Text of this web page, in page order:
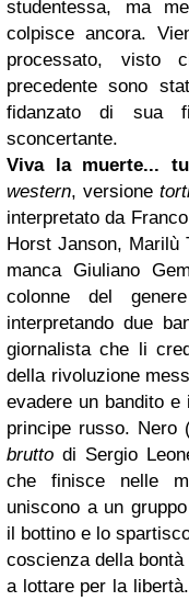
studentessa, ma
colpisce ancora.
processato, visto
precedente sono
fidanzato di sua
sconcertante.
Viva la muerte...
western, versione
interpretato da
Horst Janson, Marilù
manca Giuliano
colonne del
interpretando due
giornalista che li
della rivoluzione
evadere un bandito
principe russo. Nero
brutto di Sergio
che finisce nelle
uniscono a un
il bottino e lo
coscienza della
a lottare per la